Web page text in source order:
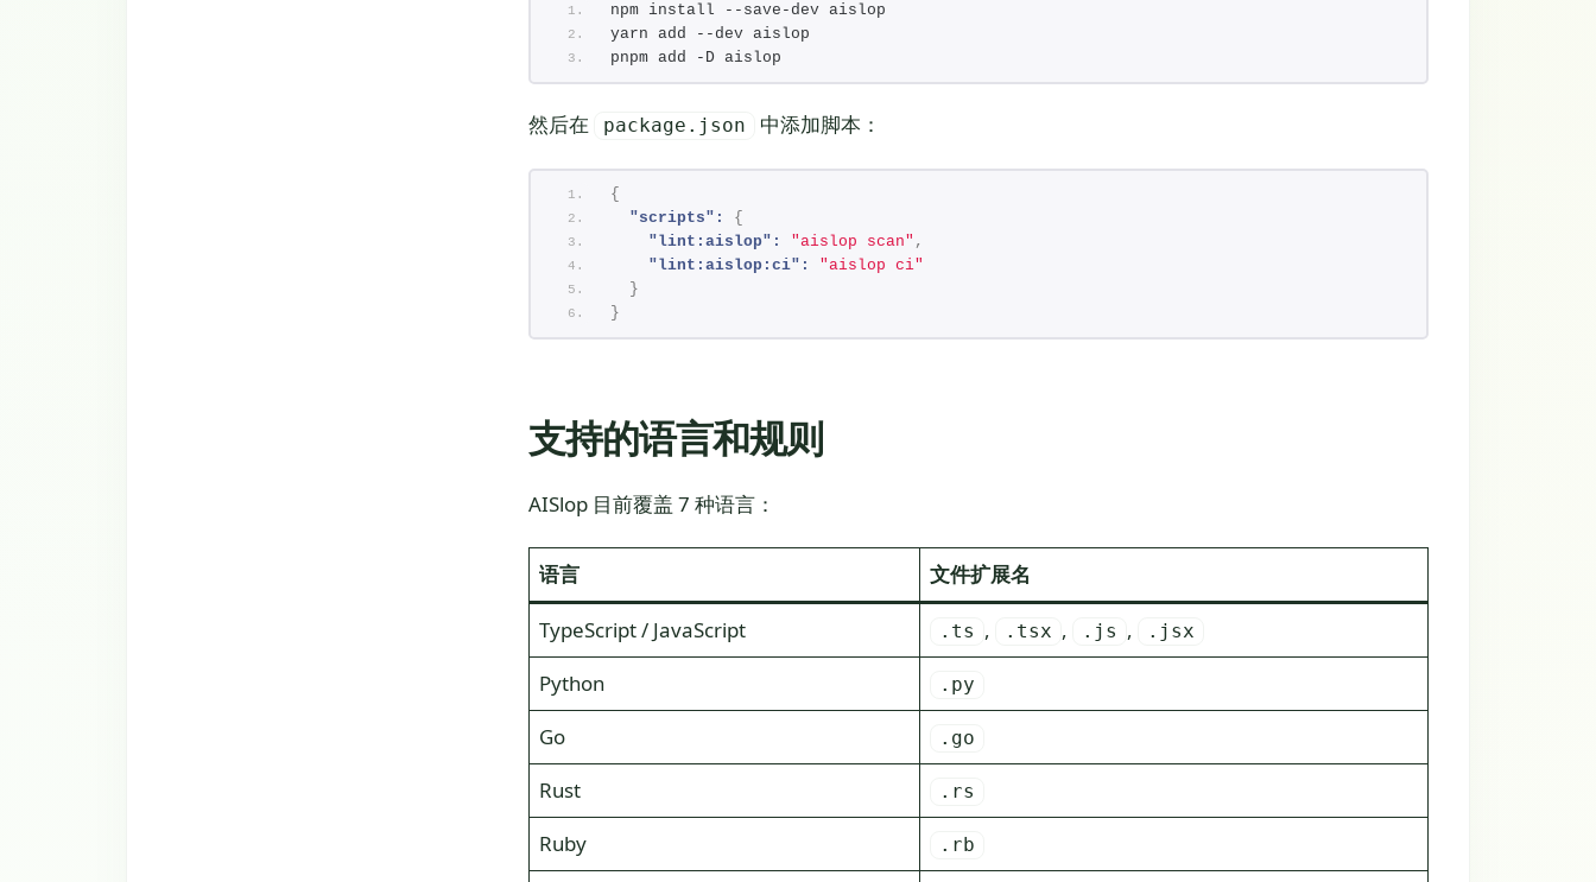
npm install --save-dev aislop
yarn add --dev aislop
pnpm add -D aislop
然后在 package.json 中添加脚本：
{
"scripts":
{
"lint:aislop":
"aislop scan" ,
"lint:aislop:ci":
"aislop ci"
}
}
支持的语言和规则
AISlop 目前覆盖 7 种语言：
语言 文件扩展名
TypeScript / JavaScript .ts , .tsx , .js , .jsx
Python .py
Go .go
Rust .rs
Ruby .rb